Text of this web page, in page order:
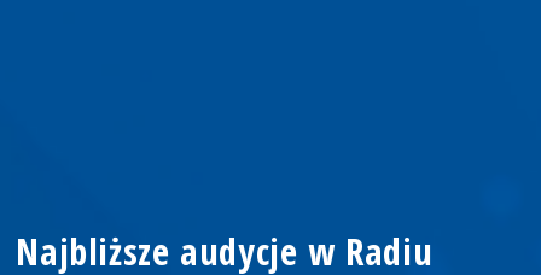
Najbliższe audycje w Radiu